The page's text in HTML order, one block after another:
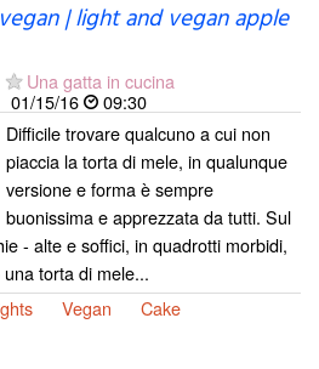
| light and vegan apple
Una gatta in cucina
01/15/16
09:30
Difficile trovare qualcuno a cui non
piaccia la torta di mele, in qualunque
versione e forma è sempre
buonissima e apprezzata da tutti. Sul
- alte e soffici, in quadrotti morbidi,
torta di mele...
Vegan Cake